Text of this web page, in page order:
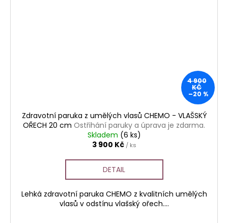
4 900
KČ
–20 %
Zdravotní paruka z umělých vlasů CHEMO - VLAŠSKÝ
OŘECH 20 cm Ostřihání paruky a úprava je zdarma.
Skladem (6 ks)
3 900 Kč / ks
DETAIL
Lehká zdravotní paruka CHEMO z kvalitních umělých
vlasů v odstínu vlašský ořech....